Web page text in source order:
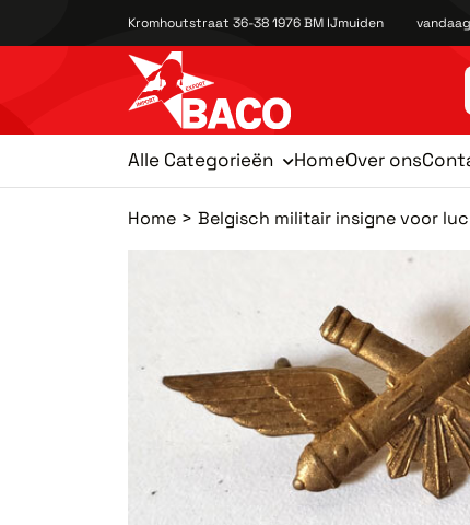
Kromhoutstraat 36-38 1976 BM IJmuiden
Alle Categorieën HomeOver ons
Home Belgisch militair insigne voor